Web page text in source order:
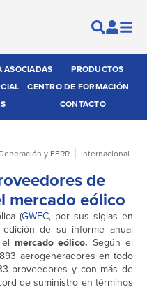
ASOCIADAS
PRODUCTOS
CENTRO DE FORMACIÓN
CONTACTO
y EERR
Internacional
de
mercado eólico
(GWEC, por sus siglas en
de su informe anual
mercado eólico. Según el
aerogeneradores en todo
proveedores y con más de
de suministro en términos